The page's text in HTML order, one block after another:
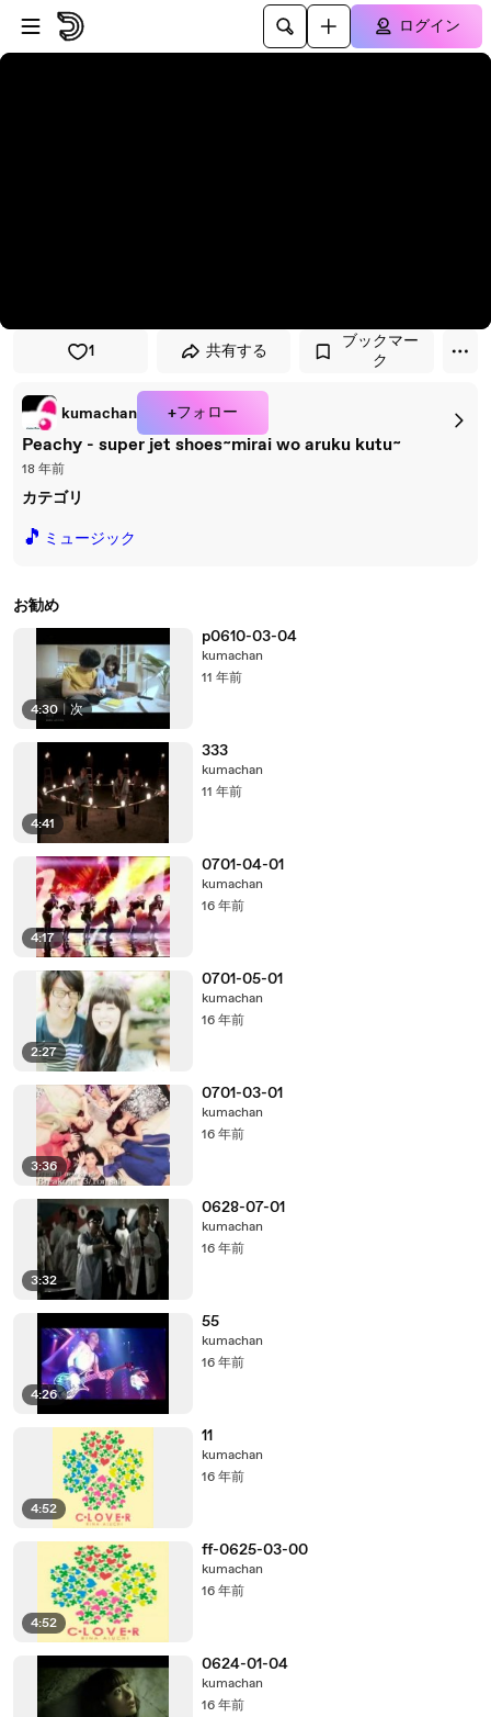
プレイヤーにスキップ
メインコンテンツにスキップ
ログイン
1 共有する
ブックマー
ク
kumachan +フォロー
Peachy - super jet shoes~mirai wo aruku kutu~
18 年前
カテゴリ
🎵 ミュージック
お勧め
4:30 | 次
p0610-03-04
kumachan
11 年前
4:41
333
kumachan
11 年前
4:17
0701-04-01
kumachan
16 年前
2:27
0701-05-01
kumachan
16 年前
3:36
0701-03-01
kumachan
16 年前
3:32
0628-07-01
kumachan
16 年前
4:26
55
kumachan
16 年前
4:52
11
kumachan
16 年前
4:52
ff-0625-03-00
kumachan
16 年前
0624-01-04
kumachan
16 年前